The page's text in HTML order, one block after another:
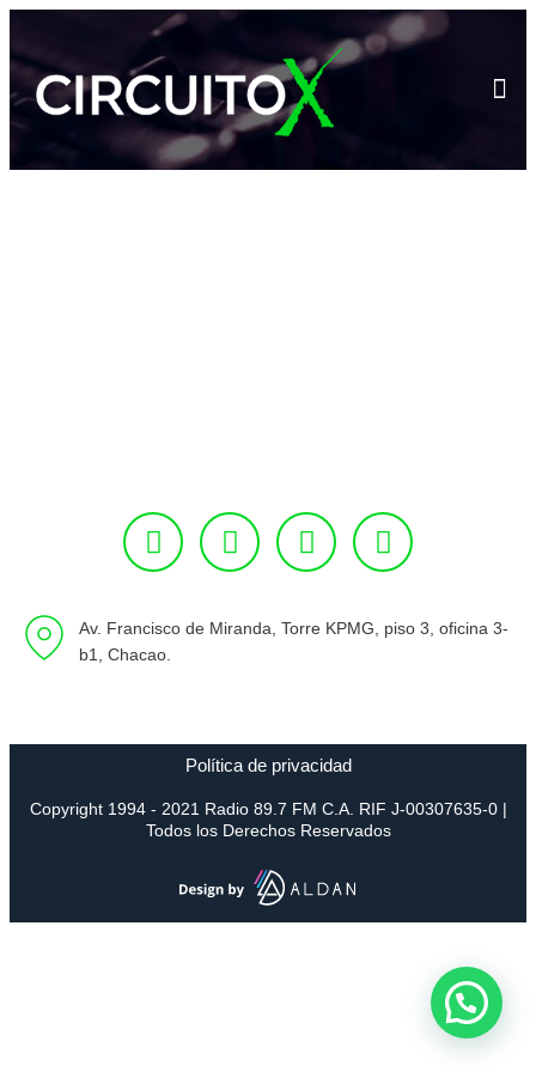
Av. Francisco de Miranda, Torre KPMG, piso 3, oficina 3-
b1, Chacao.
Política de privacidad
Copyright 1994 - 2021 Radio 89.7 FM C.A. RIF J-00307635-0 |
Todos los Derechos Reservados